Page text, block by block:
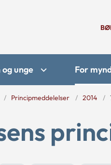
unge For
Principmeddelelser 2014